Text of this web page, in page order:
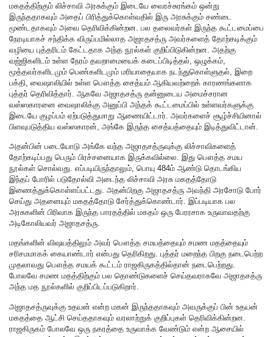
மகதத்திற்கும் லிச்சாவி அரசுக்கும் இடையே வைரச்சுரங்கம் ஒன்று
இருந்ததாகவும் அதைப் பிரித்துக்கொள்வதில் இரு அரசுக்கும் சண்டை
மூண்டதாகவும் அவை தெரிவிக்கின்றன. பல தலைவர்கள் இருந்த கூட்டமைப்பை
நேரடியாகச் சந்திக்க விருப்பமில்லாத அஜாதசத்ரு அவர்களைத் தோற்கடிக்கும்
வழியை புத்தரிடம் கேட்டதாக அந்த நூல்கள் குறிப்பிடுகின்றன. அதற்கு
வஜ்ஜிகளிடம் உள்ள நேரம் தவறாமையைக் கடைப்பிடித்தல், ஒழுக்கம்,
மூத்தவர்களிடமும் பெண்களிடமும் மரியாதையாக நடந்துகொள்ளுதல், இறை
பக்தி, வைஷாலியில் உள்ள பௌத்த சைத்யம் ஆகியவற்றைக் காரணங்களாக
புத்தர் தெரிவித்தார். ஆகவே அஜாதசத்ரு தன்னுடைய அமைச்சரான
வஸ்ஸகாரனை வைஷாலிக்கு அனுப்பி அந்தக் கூட்டமைப்பில் உள்ளவர்களுக்கு
இடையே குழப்பம் ஏற்படுத்துமாறு ஆணையிட்டார். அவர்களைச் சூழ்ச்சியினால்
பிளவுபடுத்திய வஸ்ஸகாரன், அங்கே இருந்த சைத்யத்தையும் இடித்துவிட்டான்.
அதன்பின் படையோடு அங்கே வந்த அஜாதசத்ருவுக்கு லிச்சாவிகளைத்
தோற்கடிப்பது பெரும் பிரச்சனையாக இருக்கவில்லை. இது பௌத்த சமய
நூல்கள் சொல்வது. எப்படியிருந்தாலும், பொயு 484ம் ஆண்டு தொடங்கிய
இந்தப் போரில் படுதோல்வி அடைந்த லிச்சாவி அரசு மகதத்தோடு
இணைத்துக்கொள்ளப்பட்டது. அதன்பிறகு அஜாதசத்ரு அவந்தி அரசோடு போர்
செய்து அதனையும் மகதத்தோடு சேர்த்துக்கொண்டார். இப்படியாக பல
அரசுகளின் பிரிவாக இருந்த பாரதத்தில் மகதம் ஒரு பேரரசாக உருவாவதற்கு
அடிகோலியவர் அஜாதசத்ரு.
மதங்களின் விஷயத்திலும் அவர் பௌத்த சமயத்தையும் சமண மதத்தையும்
சரிசமமாகக் கையாண்டார் என்பது தெரிகிறது. புத்தர் மறைந்த பிறகு நடைபெற்ற
முதலாவது பௌத்த சமயக் கூட்டம் ராஜகிருகத்தில்தான் நடைபெற்றது.
போலவே சமண மதத்திற்கும் பல தொண்டுகளைச் செய்தவராகவே அஜாதசத்ரு
அந்த மத நூல்களில் குறிப்பிடப்படுகிறார்.
அஜாதசத்ருவுக்கு உதயன் என்ற மகன் இருந்ததாகவும் அவருக்குப் பின் உதயன்
மகதத்தை ஆட்சி செய்ததாகவும் வரலாற்றுக் குறிப்புகள் தெரிவிக்கின்றன.
ராஜகிருகம் போலவே ஒரு நகரத்தை உருவாக்க வேண்டும் என்ற ஆசையில்